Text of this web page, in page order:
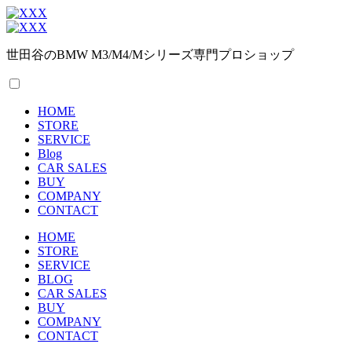
世田谷のBMW M3/M4/Mシリーズ専門プロショップ
HOME
STORE
SERVICE
Blog
CAR SALES
BUY
COMPANY
CONTACT
HOME
STORE
SERVICE
BLOG
CAR SALES
BUY
COMPANY
CONTACT